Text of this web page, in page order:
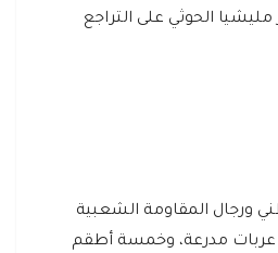
الحوثي على التراجع
ورجال المقاومة الشعبية
عربات مدرعة، وخمسة أطقم